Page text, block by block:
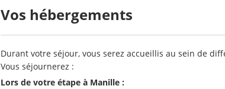
Vos hébergements
Durant votre séjour, vous serez accueillis au sein de
Vous séjournerez :
Lors de votre étape à Manille :